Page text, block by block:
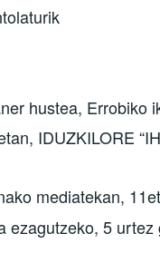
hustea, Errobiko
IDUZKILORE
mediatekan,
ezagutzeko, 5 urtez